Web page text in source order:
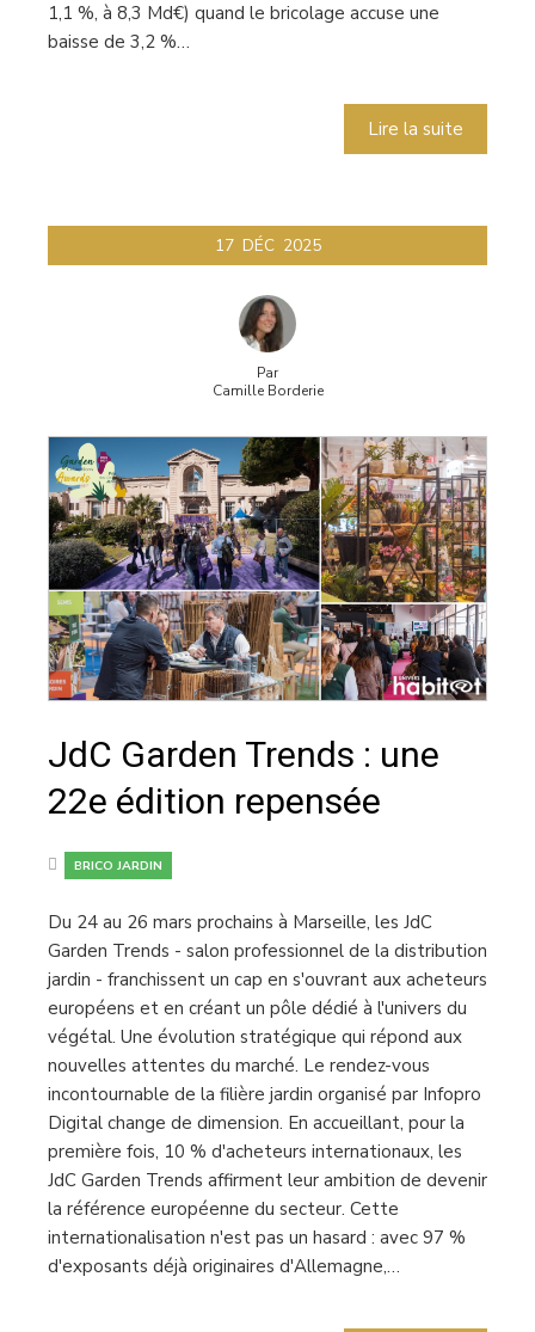
1,1 %, à 8,3 Md€) quand le bricolage accuse une
baisse de 3,2 %…
Lire la suite
17 DÉC 2025
Par
Camille Borderie
JdC Garden Trends : une
22e édition repensée
BRICO JARDIN
Du 24 au 26 mars prochains à Marseille, les JdC
Garden Trends - salon professionnel de la distribution
jardin - franchissent un cap en s'ouvrant aux acheteurs
européens et en créant un pôle dédié à l'univers du
végétal. Une évolution stratégique qui répond aux
nouvelles attentes du marché. Le rendez-vous
incontournable de la filière jardin organisé par Infopro
Digital change de dimension. En accueillant, pour la
première fois, 10 % d'acheteurs internationaux, les
JdC Garden Trends affirment leur ambition de devenir
la référence européenne du secteur. Cette
internationalisation n'est pas un hasard : avec 97 %
d'exposants déjà originaires d'Allemagne,…